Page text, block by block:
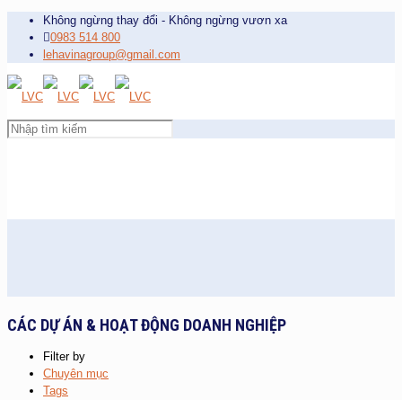
Không ngừng thay đổi - Không ngừng vươn xa
0983 514 800
lehavinagroup@gmail.com
CÁC DỰ ÁN & HOẠT ĐỘNG DOANH NGHIỆP
Filter by
Chuyên mục
Tags